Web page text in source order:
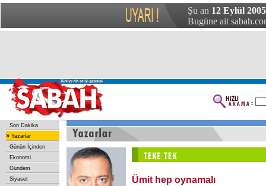
Şu an 12 Eylül
Bugüne ait
Son Dakika
» Yazarlar
Günün İçinden
Ekonomi
Gündem
Siyaset
Ümit hep oynamalı